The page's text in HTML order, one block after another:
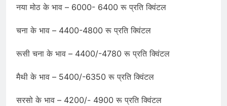
नया मोठ के भाव – 6000- 6400 रू प्रति क्विंटल
चना के भाव – 4400-4800 रू प्रति क्विंटल
रूसी चना के भाव – 4400/-4780 रू प्रति क्विंटल
मैथी के भाव – 5400/-6350 रू प्रति क्विंटल
सरसो के भाव – 4200/- 4900 रू प्रति क्विंटल